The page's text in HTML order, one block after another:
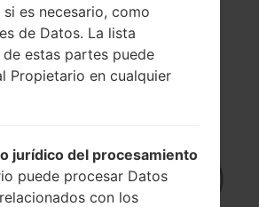
No
-
es necesario, como
de Datos. La lista
estas partes puede
Propietario en cualquier
jurídico del procesamiento
puede procesar Datos
con los